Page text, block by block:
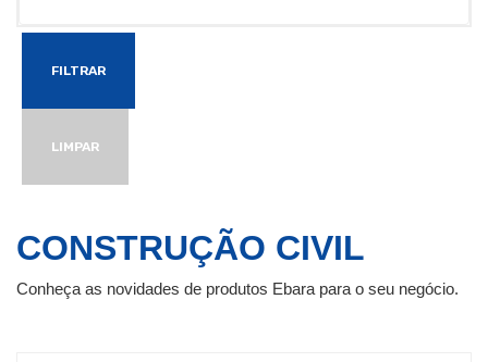
FILTRAR
LIMPAR
CONSTRUÇÃO CIVIL
Conheça as novidades de produtos Ebara para o seu negócio.